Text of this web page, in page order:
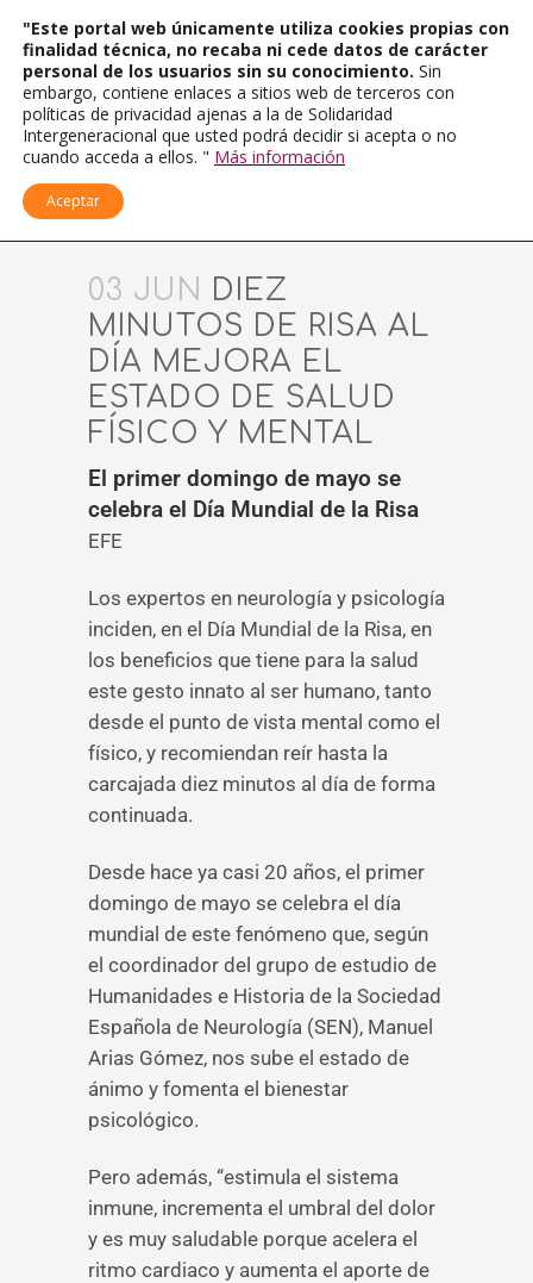
03 JUN DIEZ
MINUTOS DE RISA AL
DÍA MEJORA EL
ESTADO DE SALUD
FÍSICO Y MENTAL
El primer domingo de mayo se
celebra el Día Mundial de la Risa
EFE
Los expertos en neurología y psicología
inciden, en el Día Mundial de la Risa, en
los beneficios que tiene para la salud
este gesto innato al ser humano, tanto
desde el punto de vista mental como el
físico, y recomiendan reír hasta la
carcajada diez minutos al día de forma
continuada.
Desde hace ya casi 20 años, el primer
domingo de mayo se celebra el día
mundial de este fenómeno que, según
el coordinador del grupo de estudio de
Humanidades e Historia de la Sociedad
Española de Neurología (SEN), Manuel
Arias Gómez, nos sube el estado de
ánimo y fomenta el bienestar
psicológico.
Pero además, “estimula el sistema
inmune, incrementa el umbral del dolor
y es muy saludable porque acelera el
ritmo cardiaco y aumenta el aporte de
"Este portal web únicamente utiliza cookies propias con
finalidad técnica, no recaba ni cede datos de carácter
personal de los usuarios sin su conocimiento. Sin
embargo, contiene enlaces a sitios web de terceros con
políticas de privacidad ajenas a la de Solidaridad
Intergeneracional que usted podrá decidir si acepta o no
cuando acceda a ellos. " Más información
Aceptar